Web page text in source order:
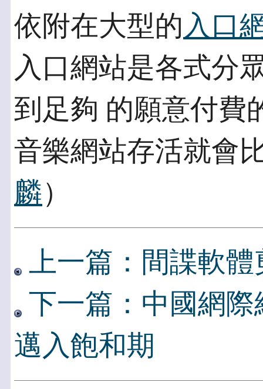
依附在大型的 入口
入口網站是各式分
到足夠 的願意付費
音樂網站存活就會
麟）
上一篇：間諜軟
下一篇：中國網
邁入飽和期